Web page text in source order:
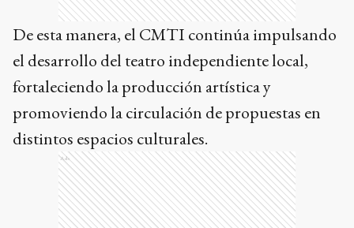
De esta manera, el CMTI continúa impulsando
el desarrollo del teatro independiente local,
fortaleciendo la producción artística y
promoviendo la circulación de propuestas en
distintos espacios culturales.
Ads